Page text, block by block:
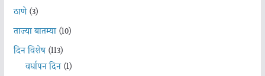
ठाणे(3)
ताज्या बातम्या(10)
दिन विशेष(113)
वर्धापन दिन(1)